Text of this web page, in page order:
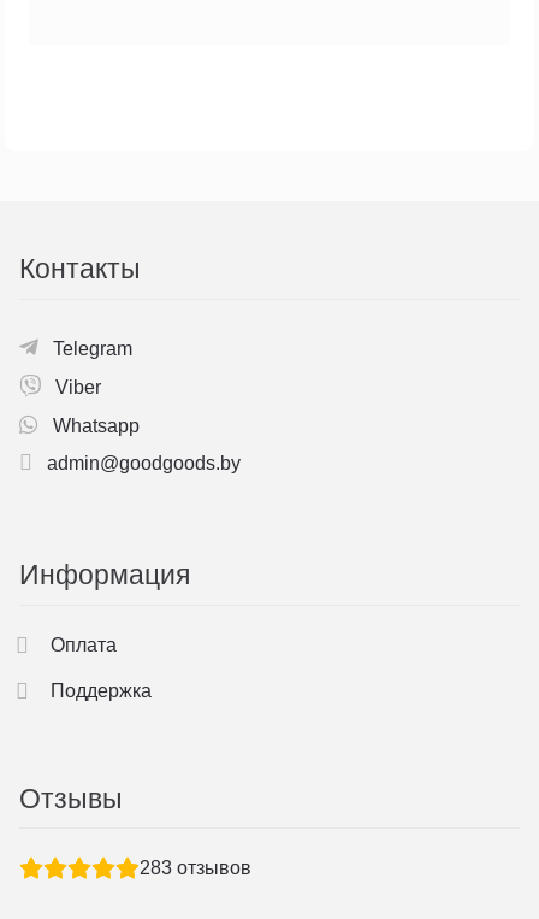
Контакты
Telegram
Viber
Whatsapp
admin@goodgoods.by
Информация
Оплата
Поддержка
Отзывы
283 отзывов